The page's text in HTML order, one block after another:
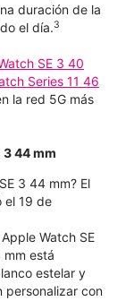
duración de la
el día.3
SE 3 40
Series 11 46
la red 5G más
44 mm
3 44 mm? El
el 19 de
Watch SE
mm está
estelar y
personalizar con